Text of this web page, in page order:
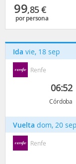
99,85€
por persona
Ida vie, 18 sep
Renfe
06:52
Córdoba
Vuelta dom, 20 sep
Renfe